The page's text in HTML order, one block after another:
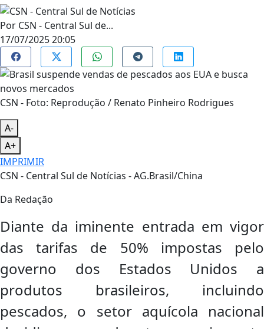
Por CSN - Central Sul de...
17/07/2025 20:05
CSN - Foto: Reprodução / Renato Pinheiro Rodrigues
A-
A+
IMPRIMIR
CSN - Central Sul de Notícias - AG.Brasil/China
Da Redação
Diante da iminente entrada em vigor
das tarifas de 50% impostas pelo
governo dos Estados Unidos a
produtos brasileiros, incluindo
pescados, o setor aquícola nacional